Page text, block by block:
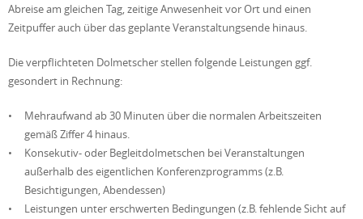
Abreise am gleichen Tag, zeitige Anwesenheit vor Ort und einen
Zeitpuffer auch über das geplante Veranstaltungsende hinaus.
Die verpflichteten Dolmetscher stellen folgende Leistungen ggf.
gesondert in Rechnung:
Mehraufwand ab 30 Minuten über die normalen Arbeitszeiten
gemäß Ziffer 4 hinaus.
Konsekutiv- oder Begleitdolmetschen bei Veranstaltungen
außerhalb des eigentlichen Konferenzprogramms (z.B.
Besichtigungen, Abendessen)
Leistungen unter erschwerten Bedingungen (z.B. fehlende Sicht auf